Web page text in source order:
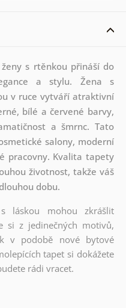
s rtěnkou přináší do
a stylu. Žena s
v ruce vytváří atraktivní
bílé a červené barvy,
a šmrnc. Tato
salony, moderní
pracovny. Kvalita tapety
životnost, takže váš
dobu.
láskou mohou zkrášlit
si z jedinečných motivů,
v podobě nové bytové
tapet si dokážete
rádi vracet.